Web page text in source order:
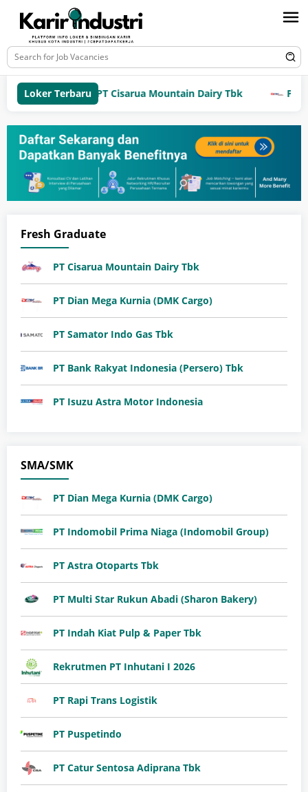
Loker TerbaruPT Cisarua Mountain Dairy Tbk PT
Fresh Graduate
PT Cisarua Mountain Dairy Tbk
PT Dian Mega Kurnia (DMK Cargo)
PT Samator Indo Gas Tbk
PT Bank Rakyat Indonesia (Persero) Tbk
PT Isuzu Astra Motor Indonesia
SMA/SMK
PT Dian Mega Kurnia (DMK Cargo)
PT Indomobil Prima Niaga (Indomobil Group)
PT Astra Otoparts Tbk
PT Multi Star Rukun Abadi (Sharon Bakery)
PT Indah Kiat Pulp & Paper Tbk
Rekrutmen PT Inhutani I 2026
PT Rapi Trans Logistik
PT Puspetindo
PT Catur Sentosa Adiprana Tbk